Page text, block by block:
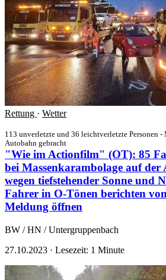
Rettung · Wetter
113 unverletzte und 36 leichtverletzte Personen -
Autobahn gebracht
"Wie im Actionfilm" (OT): 85
bei Massenkarambolage auf
wegen tiefstehender Sonne und
Fahrer in O-Tönen berichten
Meldung öffnen
BW / HN / Untergruppenbach
27.10.2023 · Lesezeit: 1 Minute